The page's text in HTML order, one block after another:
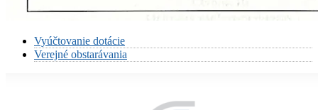
Vyúčtovanie dotácie
Verejné obstarávania